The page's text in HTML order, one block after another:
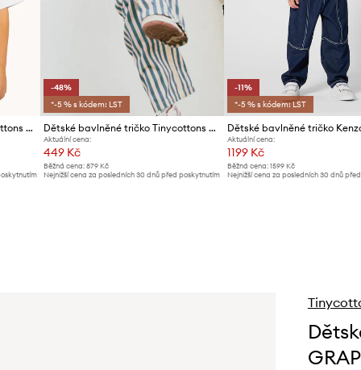
Dětské bavlněné tričko Tinycottons STRIPES TINY TEE
-48%
*-5 % s kódem: LST
Dětské bavlněné tričko Tinycottons STRIPES TINY TEE
Aktuální cena:
449 Kč
Běžná cena: 879 Kč
Nejnižší cena za posledních 30 dnů před poskytnutím
-11%
*-5 % s kódem: LST
Dětské bavlněné tričko
Aktuální cena:
1199 Kč
Běžná cena: 1599 Kč
Nejnižší cena za posledních 30 dnů